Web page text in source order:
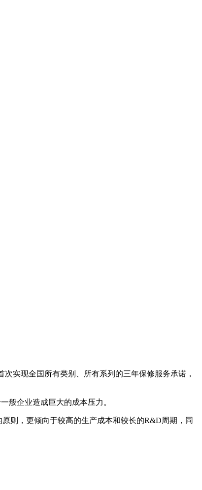
实现全国所有类别、所有系列的三年保修服务承诺，
般企业造成巨大的成本压力。
则，更倾向于较高的生产成本和较长的R&D周期，同